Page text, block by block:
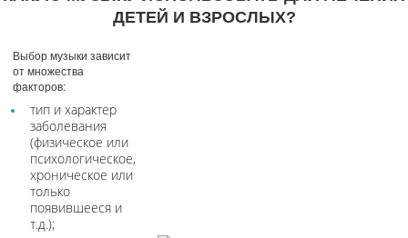
ДЕТЕЙ И ВЗРОСЛЫХ?
Выбор музыки зависит
от множества
факторов:
тип и характер
заболевания
(физическое или
психологическое,
хроническое или
только
появившееся и
т.д.);